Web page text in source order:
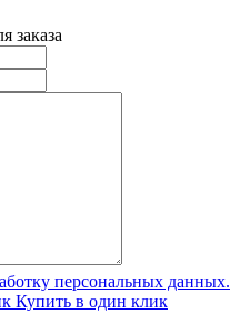
заказа
персональных данных.
Купить в один клик